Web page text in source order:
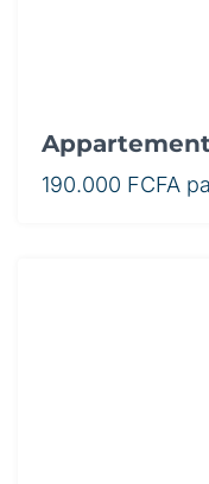
190.000 FCFA